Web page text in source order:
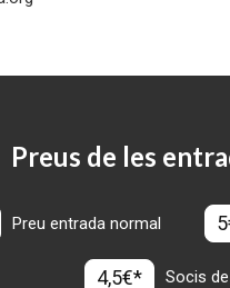
Preus de les
Preu entrada normal
4,5€* Socis